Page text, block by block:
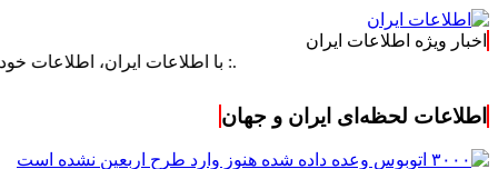
اخبار ویژه اطلاعات ایران
.: با اطلاعات ایران، اطلاعات خود را به‌روز
اطلاعات لحظه‌ای ایران و جهان